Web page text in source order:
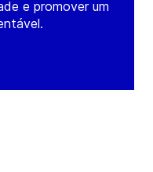
e promover um